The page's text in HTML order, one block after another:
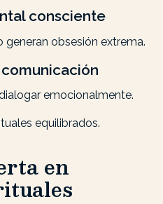
consciente
obsesión extrema.
emocionalmente.
equilibrados.
en